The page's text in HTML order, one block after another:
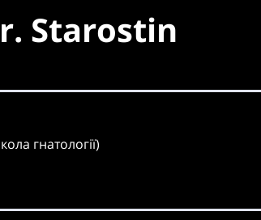
Starostin
гнатології)